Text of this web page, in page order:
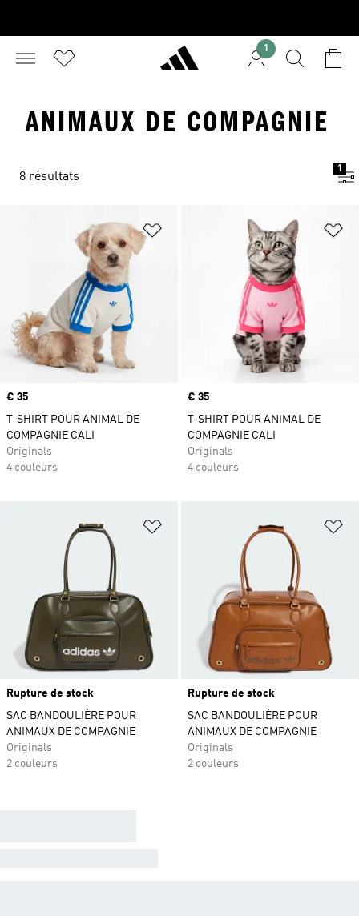
1
ANIMAUX DE COMPAGNIE
8 résultats
1
Ajouter à la Liste de produits
Prix
€ 35
T-SHIRT POUR ANIMAL DE
COMPAGNIE CALI
Originals
4 couleurs
Prix
€ 35
T-SHIRT POUR ANIMAL DE
COMPAGNIE CALI
Originals
4 couleurs
Ajouter à la Liste de produits
Rupture de stock
SAC BANDOULIÈRE POUR
ANIMAUX DE COMPAGNIE
Originals
2 couleurs
Rupture de stock
SAC BANDOULIÈRE POUR
ANIMAUX DE COMPAGNIE
Originals
2 couleurs